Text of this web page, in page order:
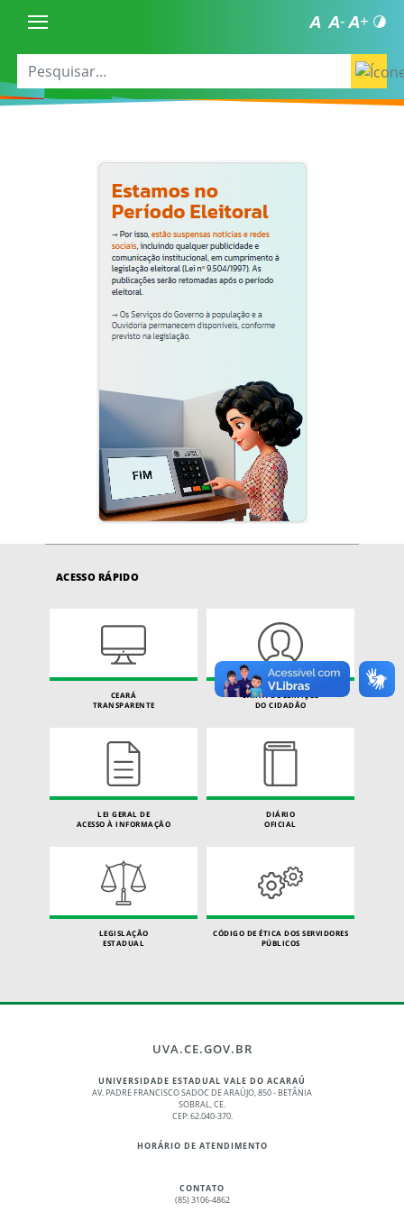
ACESSO RÁPIDO
CEARÁ
TRANSPARENTE
CARTA DE SERVIÇOS
DO CIDADÃO
LEI GERAL DE
ACESSO À INFORMAÇÃO
DIÁRIO
OFICIAL
LEGISLAÇÃO
ESTADUAL
CÓDIGO DE ÉTICA DOS SERVIDORES
PÚBLICOS
UVA.CE.GOV.BR
UNIVERSIDADE ESTADUAL VALE DO ACARAÚ
AV. PADRE FRANCISCO SADOC DE ARAÚJO, 850 - BETÂNIA
SOBRAL, CE.
CEP: 62.040-370.
HORÁRIO DE ATENDIMENTO
CONTATO
(85) 3106-4862